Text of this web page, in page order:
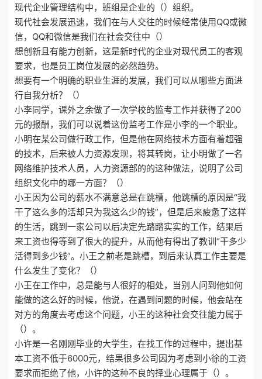
现代企业管理结构中，班组是企业的（）组织。
现代社会发展迅速，我们在与人交往的时候经常使用QQ或微
信，QQ和微信是我们在社会交往中（）
想创新且有能力创新，这是新时代的企业对现代员工的客观
要求，也是员工岗位发展的必然趋势。
想要有一个明确的职业生涯的发展，我们可以从哪些方面进
行自我分析？（）
小李同学，课外之余做了一次学校的监考工作并获得了200
元的报酬，我们可以说着这份监考工作是小李的一个职业。
小明在某公司做行政工作，但是他在网络技术方面有着超强
的技术，后来被人力资源发现，将其转岗，让小明做了一名
网络维护技术人员，人力资源部的的这种做法，说明了公司
组织文化中的哪一方面？（）
小王因为公司的薪水不满意总是在跳槽，他跳槽的原因是“我
干了这么多的活却只为我这么少的钱”，但是后来疲惫了这样
的生活，跳到一家公司以后决定先踏踏实实的工作，结果后
来工资也得等到了很大的提升，从而他有得出了教训“干多少
活得到多少钱”。小王之前老是跳槽，到后来认真工作主要是
什么发生了变化？（）
小王在工作中，总是能与人很好的相处，当别人问到他如何
能做的这么好的时候，他说，在遇到问题的时候，他会站在
对方的角度去考虑这个问题，小王的这种社会交往能力属于
（）。
小许是一名刚刚毕业的大学生，在找工作的过程中，提出基
本工资不低于6000元，结果很多公司因为考虑到小徐的工资
要求而拒绝了他，小许的这种不良的择业心理属于（）。